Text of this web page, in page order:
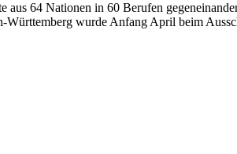
64 Nationen in 60 Berufen
wurde Anfang April beim